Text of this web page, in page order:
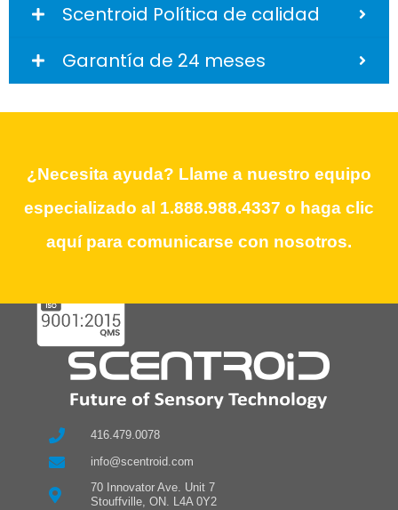
Scentroid Política de calidad
Garantía de 24 meses
¿Necesita ayuda? Llame a nuestro equipo
especializado al 1.888.988.4337 o haga clic
aquí para comunicarse con nosotros.
Need Assistance? Call our dedicated
team at 1.888.988.4337 or click here to
416.479.0078
info@scentroid.com
70 Innovator Ave. Unit 7
Stouffville, ON. L4A 0Y2